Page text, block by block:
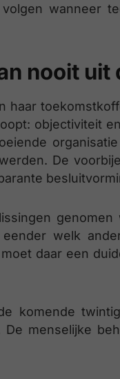
wanneer
nooit uit
haar
objectiviteit
De
welk
daar een
komende
menselijke